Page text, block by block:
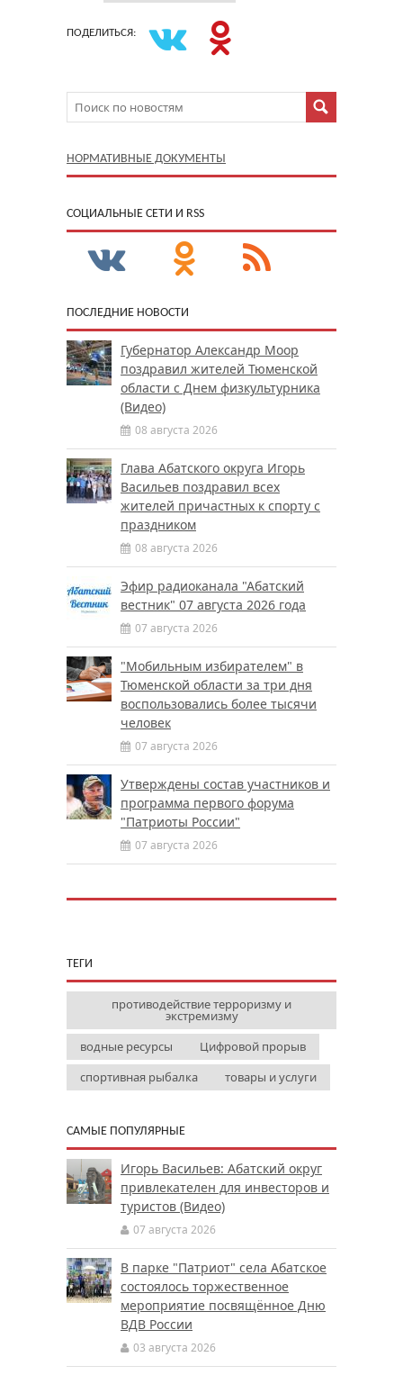
ПОДЕЛИТЬСЯ:
НОРМАТИВНЫЕ ДОКУМЕНТЫ
CОЦИАЛЬНЫЕ СЕТИ И RSS
ПОСЛЕДНИЕ НОВОСТИ
Губернатор Александр Моор
поздравил жителей Тюменской
области с Днем физкультурника
(Видео)
08 августа 2026
Глава Абатского округа Игорь
Васильев поздравил всех
жителей причастных к спорту с
праздником
08 августа 2026
Эфир радиоканала "Абатский
вестник" 07 августа 2026 года
07 августа 2026
"Мобильным избирателем" в
Тюменской области за три дня
воспользовались более тысячи
человек
07 августа 2026
Утверждены состав участников и
программа первого форума
"Патриоты России"
07 августа 2026
ТЕГИ
противодействие терроризму и
экстремизму
водные ресурсы
Цифровой прорыв
спортивная рыбалка
товары и услуги
САМЫЕ ПОПУЛЯРНЫЕ
Игорь Васильев: Абатский округ
привлекателен для инвесторов и
туристов (Видео)
07 августа 2026
В парке "Патриот" села Абатское
состоялось торжественное
мероприятие посвящённое Дню
ВДВ России
03 августа 2026